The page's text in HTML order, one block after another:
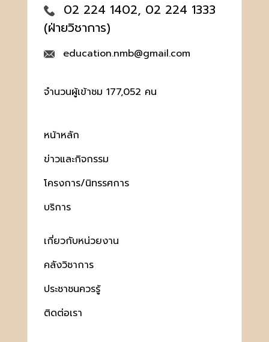
02 224 1402, 02 224 1333
(ฝ่ายวิชาการ)
education.nmb@gmail.com
จำนวนผู้เข้าชม 177,052 คน
หน้าหลัก
ข่าวและกิจกรรม
โครงการ/นิทรรศการ
บริการ
เกี่ยวกับหน่วยงาน
คลังวิชาการ
ประชาชนควรรู้
ติดต่อเรา